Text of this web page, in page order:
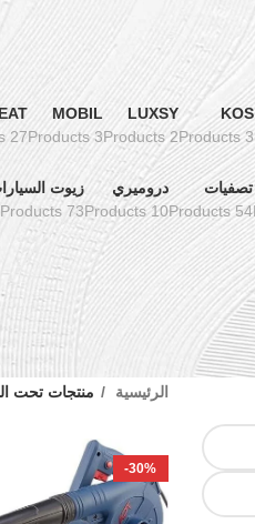
KOS
3 Products
LUXSY
2 Products
MOBIL
3 Products
27 Products
تصفيات
54 Products
دروميري
10 Products
زيوت
73 Products
الرئيسية منتجات تحت
-30%